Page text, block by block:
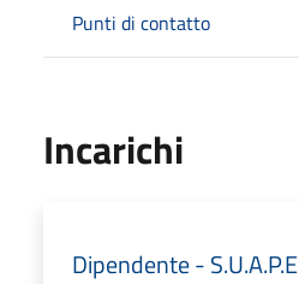
Punti di contatto
Incarichi
Dipendente - S.U.A.P.E